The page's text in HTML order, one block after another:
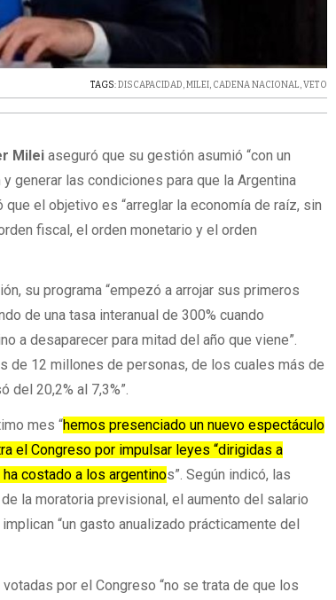
TAGS:DISCAPACIDAD,MILEI, CADENA NACIONAL, VETO
Milei aseguró que su gestión asumió “con un
generar las condiciones para que la Argentina
el objetivo es “arreglar la economía de raíz, sin
fiscal, el orden monetario y el orden
su programa “empezó a arrojar sus primeros
de una tasa interanual de 300% cuando
a desaparecer para mitad del año que viene”.
de 12 millones de personas, de los cuales más de
del 20,2% al 7,3%”.
mes “hemos presenciado un nuevo espectáculo
el Congreso por impulsar leyes “dirigidas a
costado a los argentinos”. Según indicó, las
la moratoria previsional, el aumento del salario
“un gasto anualizado prácticamente del
por el Congreso “no se trata de que los